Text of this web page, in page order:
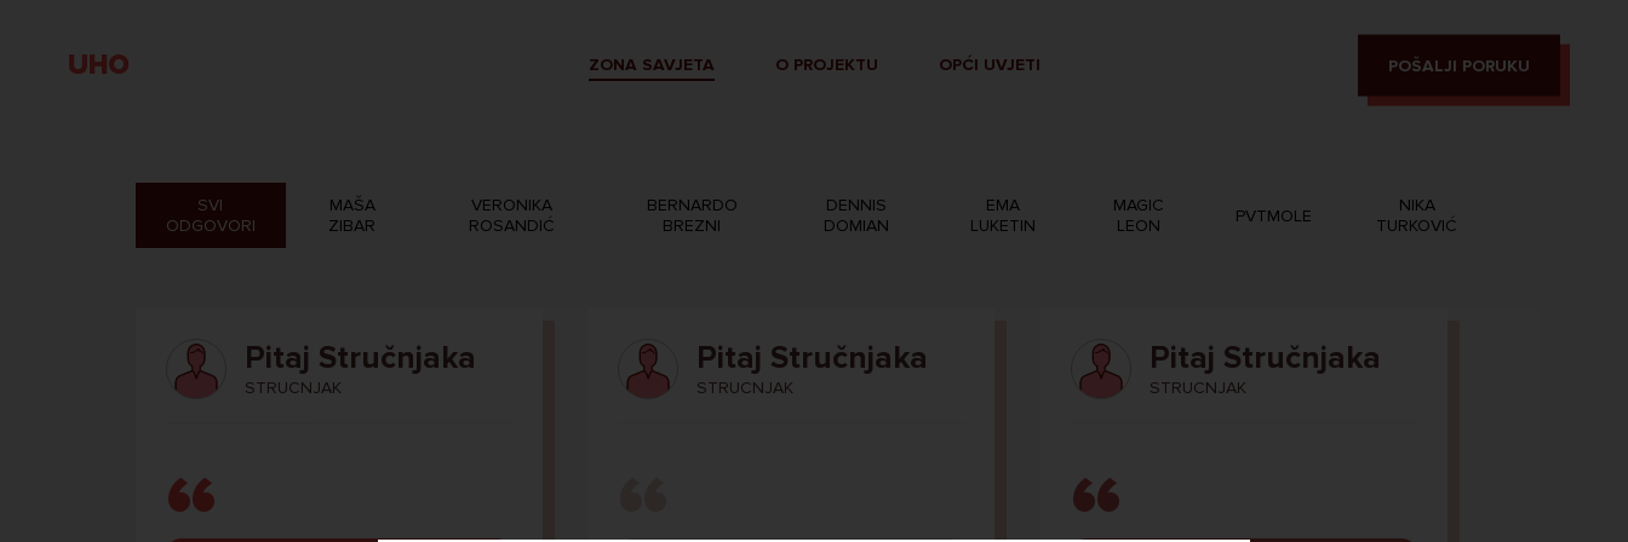
UHO ZONA SAVJETA O PROJEKTU OPĆI UVJETI POŠALJI PORUKU
SVI
ODGOVORI
MAŠA
ZIBAR
VERONIKA
ROSANDIĆ
BERNARDO
BREZNI
DENNIS
DOMIAN
EMA
LUKETIN
MAGIC
LEON
PVTMOLE
NIKA
TURKOVIĆ
Pitaj Stručnjaka
STRUCNJAK
Pitaj Stručnjaka
STRUCNJAK
Pitaj Stručnjaka
STRUCNJAK